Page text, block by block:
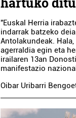
"Euskal Herria
indarrak batzeko
Antolakundeak.
agerraldia egin eta
irailaren 13an
manifestazio
Oibar Uribarri